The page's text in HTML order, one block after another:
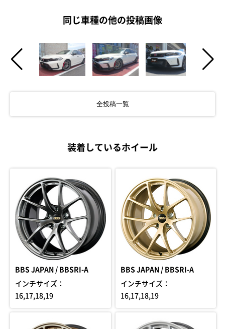
同じ車種の他の投稿画像
全投稿一覧
装着しているホイール
BBS JAPAN / BBSRI-A
インチサイズ：
16,17,18,19
BBS JAPAN / BBSRI-A
インチサイズ：
16,17,18,19